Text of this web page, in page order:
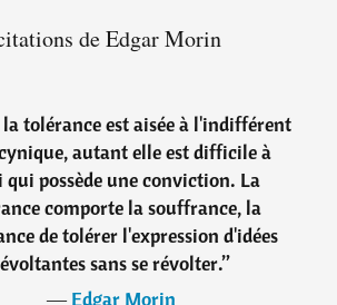
de Edgar Morin
tolérance est aisée à l'indifférent
autant elle est difficile à
qui possède une conviction. La
comporte la souffrance, la
de tolérer l'expression d'idées
sans se révolter.”
―Edgar Morin